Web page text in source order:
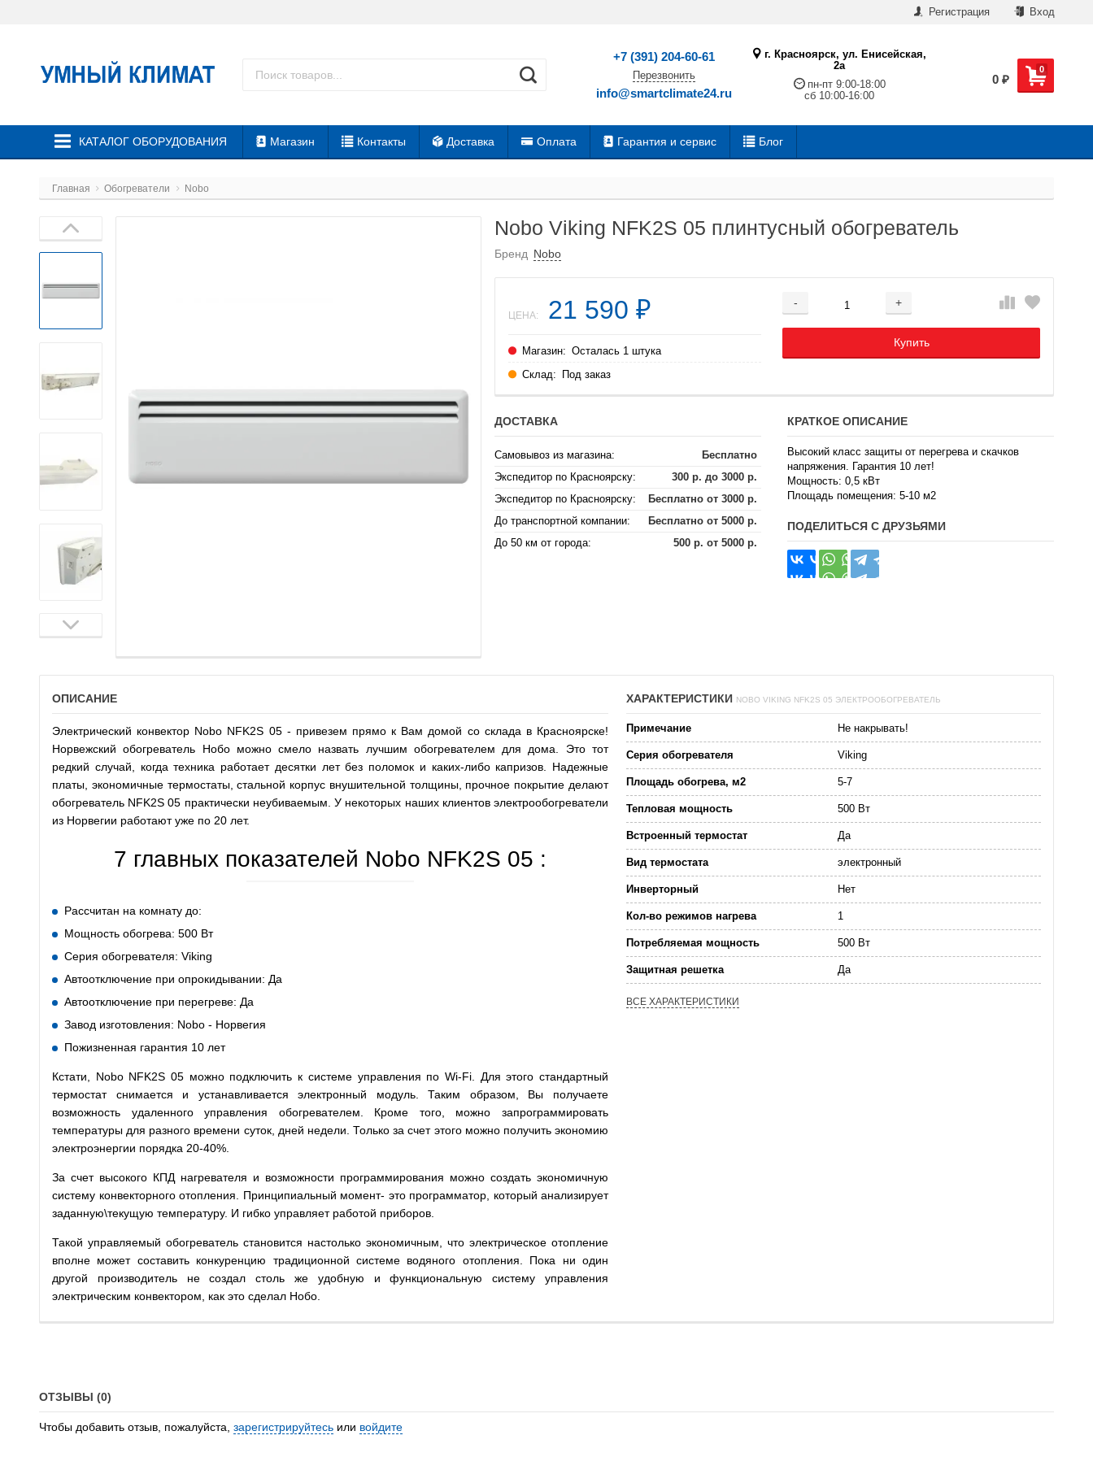
Регистрация Вход
+7 (391) 204-60-61
Перезвонить
info@smartclimate24.ru
г. Красноярск, ул. Енисейская,
2а
пн-пт 9:00-18:00
сб 10:00-16:00
0
0 ₽
КАТАЛОГ ОБОРУДОВАНИЯ Магазин Контакты Доставка Оплата Гарантия и сервис Блог
Главная Обогреватели Nobo
Nobo Viking NFK2S 05 плинтусный обогреватель
Бренд Nobo
- +
Добавляется...
Купить
Добавлен
ЦЕНА: 21 590 ₽
Магазин: Осталась 1 штука
Склад:
Под заказ
ДОСТАВКА
Самовывоз из магазина:
Бесплатно
Экспедитор по Красноярску:
300 р. до 3000 р.
Экспедитор по Красноярску:
Бесплатно от 3000 р.
До транспортной компании:
Бесплатно от 5000 р.
До 50 км от города:
500 р. от 5000 р.
КРАТКОЕ ОПИСАНИЕ
Высокий класс защиты от перегрева и скачков
напряжения. Гарантия 10 лет!
Мощность: 0,5 кВт
Площадь помещения: 5-10 м2
ПОДЕЛИТЬСЯ С ДРУЗЬЯМИ
ХАРАКТЕРИСТИКИ NOBO VIKING NFK2S 05 ЭЛЕКТРООБОГРЕВАТЕЛЬ
Примечание Не накрывать!
Серия обогревателя Viking
Площадь обогрева, м2 5-7
Тепловая мощность 500 Вт
Встроенный термостат Да
Вид термостата электронный
Инверторный Нет
Кол-во режимов нагрева 1
Потребляемая мощность 500 Вт
Защитная решетка Да
ВСЕ ХАРАКТЕРИСТИКИ
ОПИСАНИЕ
Электрический конвектор Nobo NFK2S 05 - привезем прямо к Вам домой со склада в Красноярске!
Норвежский обогреватель Нобо можно смело назвать лучшим обогревателем для дома. Это тот
редкий случай, когда техника работает десятки лет без поломок и каких-либо капризов. Надежные
платы, экономичные термостаты, стальной корпус внушительной толщины, прочное покрытие делают
обогреватель NFK2S 05 практически неубиваемым. У некоторых наших клиентов электрообогреватели
из Норвегии работают уже по 20 лет.
7 главных показателей Nobo NFK2S 05 :
Рассчитан на комнату до:
Мощность обогрева: 500 Вт
Серия обогревателя: Viking
Автоотключение при опрокидывании: Да
Автоотключение при перегреве: Да
Завод изготовления: Nobo - Норвегия
Пожизненная гарантия 10 лет
Кстати, Nobo NFK2S 05 можно подключить к системе управления по Wi-Fi. Для этого стандартный
термостат снимается и устанавливается электронный модуль. Таким образом, Вы получаете
возможность удаленного управления обогревателем. Кроме того, можно запрограммировать
температуры для разного времени суток, дней недели. Только за счет этого можно получить экономию
электроэнергии порядка 20-40%.
За счет высокого КПД нагревателя и возможности программирования можно создать экономичную
систему конвекторного отопления. Принципиальный момент- это программатор, который анализирует
заданную\текущую температуру. И гибко управляет работой приборов.
Такой управляемый обогреватель становится настолько экономичным, что электрическое отопление
вполне может составить конкуренцию традиционной системе водяного отопления. Пока ни один
другой производитель не создал столь же удобную и функциональную систему управления
электрическим конвектором, как это сделал Нобо.
ОТЗЫВЫ (0)
Чтобы добавить отзыв, пожалуйста, зарегистрируйтесь или войдите